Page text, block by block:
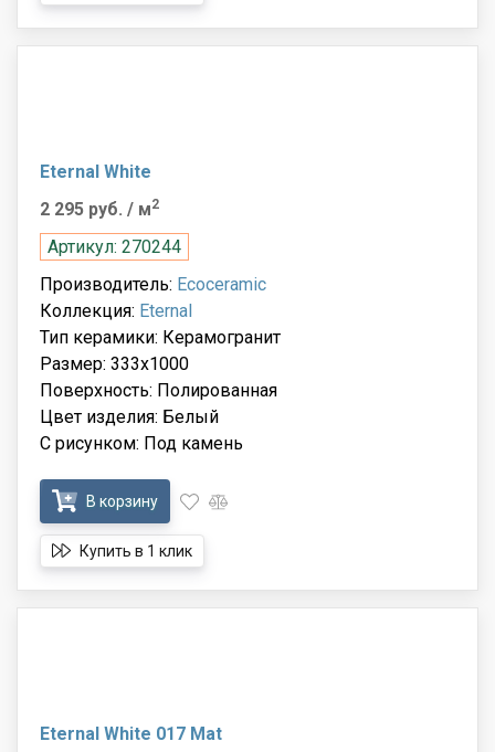
Eternal White
2 295 руб. / м2
Артикул: 270244
Производитель: Ecoceramic
Коллекция: Eternal
Тип керамики: Керамогранит
Размер: 333x1000
Поверхность: Полированная
Цвет изделия: Белый
С рисунком: Под камень
В корзину
Купить в 1 клик
Eternal White 017 Mat